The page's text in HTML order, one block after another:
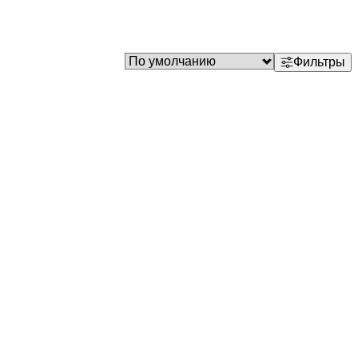
Фильтры